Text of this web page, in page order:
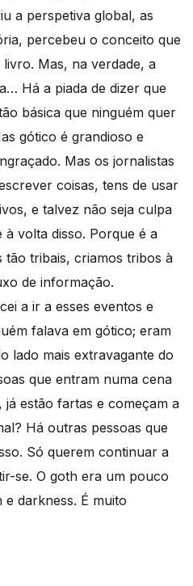
a perspetiva global, as
percebeu o conceito que
Mas, na verdade, a
Há a piada de dizer que
básica que ninguém quer
gótico é grandioso e
Mas os jornalistas
coisas, tens de usar
e talvez não seja culpa
volta disso. Porque é a
tão tribais, criamos tribos à
de informação.
a ir a esses eventos e
falava em gótico; eram
lado mais extravagante do
que entram numa cena
já estão fartas e começam a
Há outras pessoas que
Só querem continuar a
se. O goth era um pouco
e darkness. É muito